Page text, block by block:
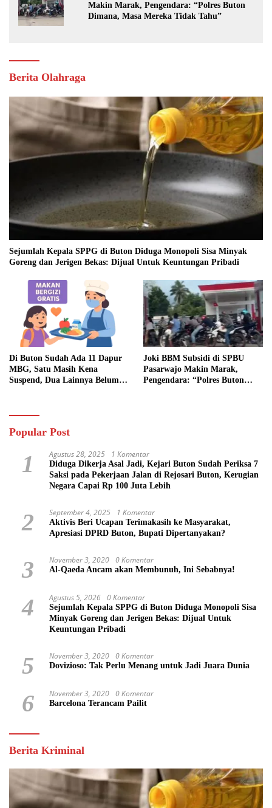
Makin Marak, Pengendara: “Polres Buton
Dimana, Masa Mereka Tidak Tahu”
Berita Olahraga
Sejumlah Kepala SPPG di Buton Diduga Monopoli Sisa Minyak
Goreng dan Jerigen Bekas: Dijual Untuk Keuntungan Pribadi
Di Buton Sudah Ada 11 Dapur
MBG, Satu Masih Kena
Suspend, Dua Lainnya Belum
Joki BBM Subsidi di SPBU
Pasarwajo Makin Marak,
Pengendara: “Polres Buton
Popular Post
1 Agustus 28, 2025 1 Komentar
Diduga Dikerja Asal Jadi, Kejari Buton Sudah Periksa 7
Saksi pada Pekerjaan Jalan di Rejosari Buton, Kerugian
Negara Capai Rp 100 Juta Lebih
2 September 4, 2025 1 Komentar
Aktivis Beri Ucapan Terimakasih ke Masyarakat,
Apresiasi DPRD Buton, Bupati Dipertanyakan?
3 November 3, 2020 0 Komentar
Al-Qaeda Ancam akan Membunuh, Ini Sebabnya!
4 Agustus 5, 2026 0 Komentar
Sejumlah Kepala SPPG di Buton Diduga Monopoli Sisa
Minyak Goreng dan Jerigen Bekas: Dijual Untuk
Keuntungan Pribadi
5 November 3, 2020 0 Komentar
Dovizioso: Tak Perlu Menang untuk Jadi Juara Dunia
6 November 3, 2020 0 Komentar
Barcelona Terancam Pailit
Berita Kriminal